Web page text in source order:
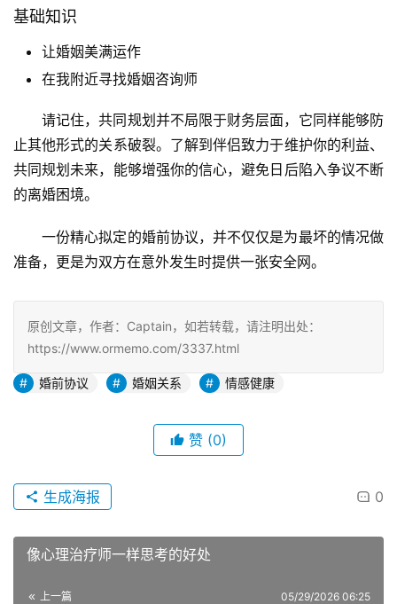
基础知识
让婚姻美满运作
在我附近寻找婚姻咨询师
请记住，共同规划并不局限于财务层面，它同样能够防
止其他形式的关系破裂。了解到伴侣致力于维护你的利益、
共同规划未来，能够增强你的信心，避免日后陷入争议不断
的离婚困境。
一份精心拟定的婚前协议，并不仅仅是为最坏的情况做
准备，更是为双方在意外发生时提供一张安全网。
原创文章，作者：Captain，如若转载，请注明出处：
https://www.ormemo.com/3337.html
婚前协议 婚姻关系 情感健康
赞 (0)
0
生成海报
像心理治疗师一样思考的好处
上一篇 05/29/2026 06:25